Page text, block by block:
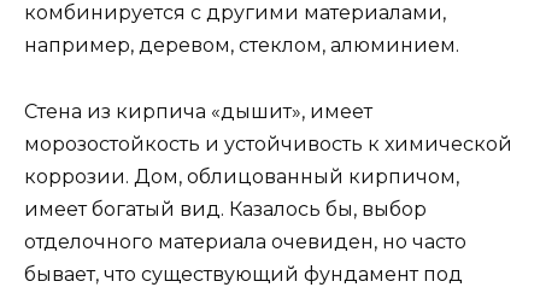
комбинируется с другими материалами,
например, деревом, стеклом, алюминием.
Стена из кирпича «дышит», имеет
морозостойкость и устойчивость к химической
коррозии. Дом, облицованный кирпичом,
имеет богатый вид. Казалось бы, выбор
отделочного материала очевиден, но часто
бывает, что существующий фундамент под